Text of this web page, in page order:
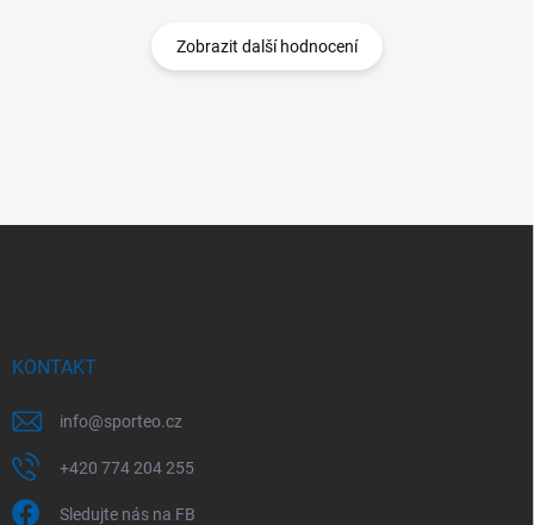
Zobrazit další hodnocení
KONTAKT
info@sporteo.cz
+420 774 204 255
Sledujte nás na FB